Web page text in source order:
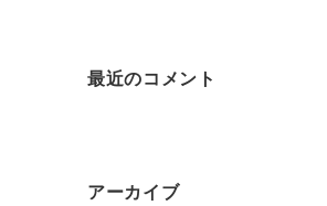
最近のコメント
アーカイブ